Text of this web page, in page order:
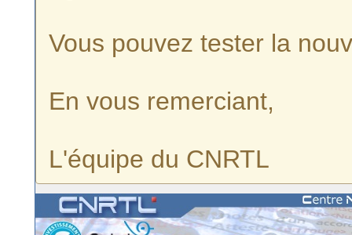
Vous pouvez tester la
En vous remerciant,
L'équipe du CNRTL